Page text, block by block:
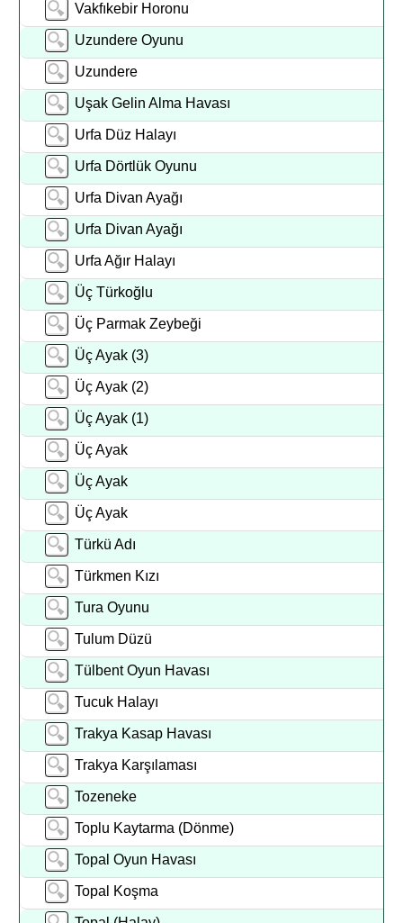
Vakfıkebir Horonu
Uzundere Oyunu
Uzundere
Uşak Gelin Alma Havası
Urfa Düz Halayı
Urfa Dörtlük Oyunu
Urfa Divan Ayağı
Urfa Divan Ayağı
Urfa Ağır Halayı
Üç Türkoğlu
Üç Parmak Zeybeği
Üç Ayak (3)
Üç Ayak (2)
Üç Ayak (1)
Üç Ayak
Üç Ayak
Üç Ayak
Türkü Adı
Türkmen Kızı
Tura Oyunu
Tulum Düzü
Tülbent Oyun Havası
Tucuk Halayı
Trakya Kasap Havası
Trakya Karşılaması
Tozeneke
Toplu Kaytarma (Dönme)
Topal Oyun Havası
Topal Koşma